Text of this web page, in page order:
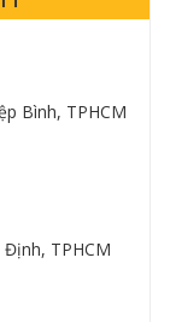
Bình, TPHCM
TPHCM